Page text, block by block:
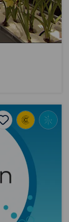
bydd
Archif
Cymraeg
Add to favourites
Add to favourites
Peirianneg
pontydd
amser y